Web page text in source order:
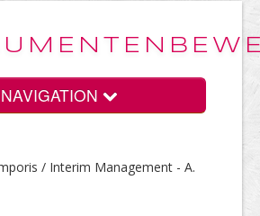
NAVIGATION
/ Interim Management - A.